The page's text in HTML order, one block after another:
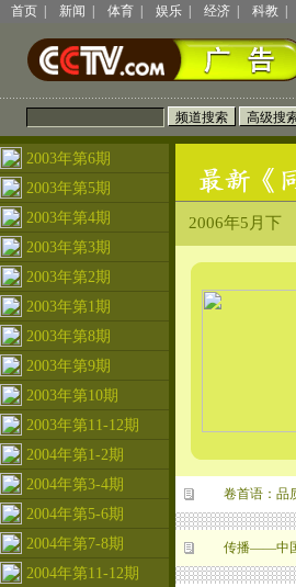
首页 新闻 体育 娱乐 经济 科教
2003年第6期
2003年第5期
2003年第4期
2003年第3期
2003年第2期
2003年第1期
2003年第8期
2003年第9期
2003年第10期
2003年第11-12期
2004年第1-2期
2004年第3-4期
2004年第5-6期
2004年第7-8期
2004年第11-12期
2006年5月下
卷首语：品
传播——中